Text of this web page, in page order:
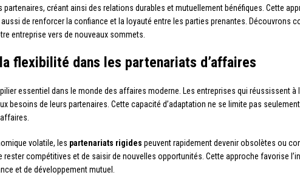
créant ainsi des relations durables et mutuellement bénéfiques. Cette
de renforcer la confiance et la loyauté entre les parties prenantes. Découvrons
entreprise vers de nouveaux sommets.
flexibilité dans les partenariats d’affaires
essentiel dans le monde des affaires moderne. Les entreprises qui réussissent
besoins de leurs partenaires. Cette capacité d’adaptation ne se limite pas
volatile, les partenariats rigides peuvent rapidement devenir obsolètes ou
rester compétitives et de saisir de nouvelles opportunités. Cette approche favorise
et de développement mutuel.